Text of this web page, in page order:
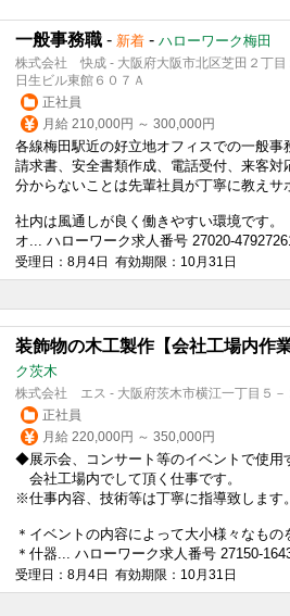
一般事務職 - 新着 - ハローワーク梅田
株式会社 快成 - 大阪府大阪市北区芝田２丁
日生ビル東館６０７Ａ
正社員
月給 210,000円 ～ 300,000円
各線梅田駅近の好立地オフィスでの一般事
請求書、安全書類作成、電話受付、来客対
分からないことは先輩社員が丁寧に教えサ
社内は風通しが良く働きやすい環境です。
オ... ハローワーク求人番号 27020-
受理日：8月4日 有効期限：10月31日
装飾物の木工製作【会社工場内作業
ク茨木
株式会社 エス - 大阪府茨木市横江一丁目５－
正社員
月給 220,000円 ～ 350,000円
◆展示会、コンサート等のイベントで使用
会社工場内でして頂く仕事です。
※仕事内容、技術等は丁寧に指導致します。
＊イベントの内容によって大小様々なもの
＊什器... ハローワーク求人番号 27150-
受理日：8月4日 有効期限：10月31日